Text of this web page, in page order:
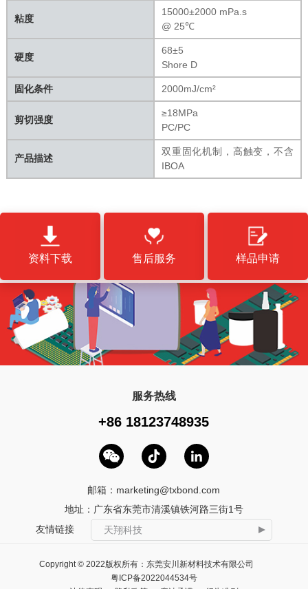
粘度
15000±2000 mPa.s
@ 25℃
硬度
68±5
Shore D
固化条件 2000mJ/cm²
剪切强度
≥18MPa
PC/PC
产品描述
双重固化机制，高触变，不含
IBOA
资料下载 售后服务 样品申请
服务热线
+86 18123748935
邮箱： marketing@txbond.com
地址：广东省东莞市清溪镇铁河路三街1号
友情链接
天翔科技
Copyright © 2022版权所有：东莞安川新材料技术有限公司
粤ICP备2022044534号